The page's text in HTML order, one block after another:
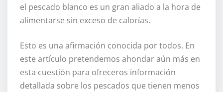
el pescado blanco es un gran aliado a la hora de
alimentarse sin exceso de calorías.
Esto es una afirmación conocida por todos. En
este artículo pretendemos ahondar aún más en
esta cuestión para ofreceros información
detallada sobre los pescados que tienen menos